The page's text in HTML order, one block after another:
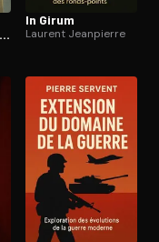
In Girum
Laurent Jeanpierre